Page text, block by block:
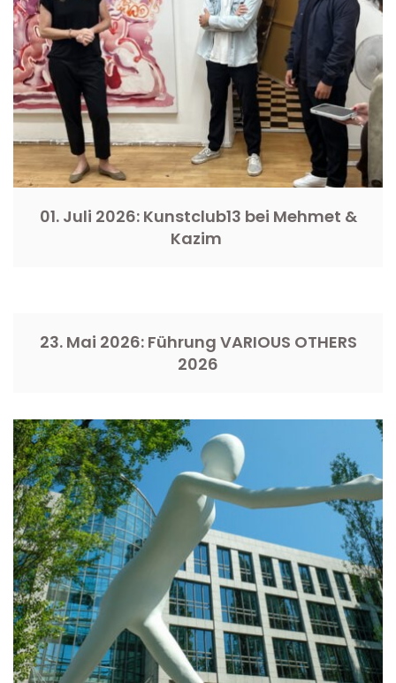
01. Juli 2026: Kunstclub13 bei Mehmet &
Kazim
23. Mai 2026: Führung VARIOUS OTHERS
2026